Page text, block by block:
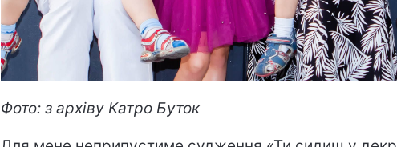
Фото: з архіву Катро Буток